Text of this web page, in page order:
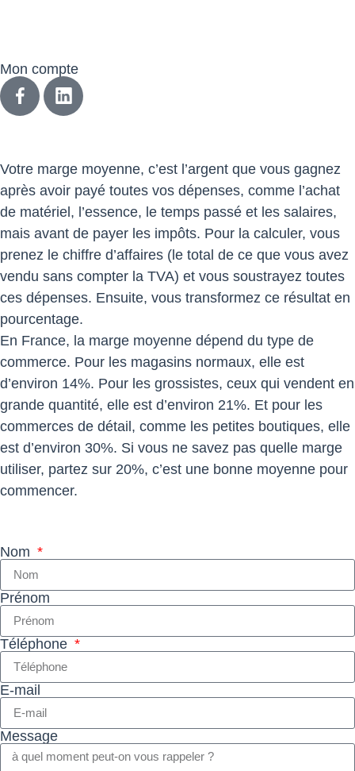
Mon compte
Votre marge moyenne, c’est l’argent que vous gagnez
après avoir payé toutes vos dépenses, comme l’achat
de matériel, l’essence, le temps passé et les salaires,
mais avant de payer les impôts. Pour la calculer, vous
prenez le chiffre d’affaires (le total de ce que vous avez
vendu sans compter la TVA) et vous soustrayez toutes
ces dépenses. Ensuite, vous transformez ce résultat en
pourcentage.
En France, la marge moyenne dépend du type de
commerce. Pour les magasins normaux, elle est
d’environ 14%. Pour les grossistes, ceux qui vendent en
grande quantité, elle est d’environ 21%. Et pour les
commerces de détail, comme les petites boutiques, elle
est d’environ 30%. Si vous ne savez pas quelle marge
utiliser, partez sur 20%, c’est une bonne moyenne pour
commencer.
Nom
Prénom
Téléphone
E-mail
Message